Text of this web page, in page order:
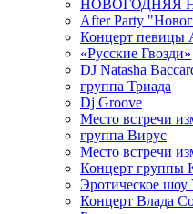
НОВОГОДНЯЯ
After Party
Концерт певицы
«Русские Гвозди»
DJ Natasha
группа Триада
Dj Groove
Место встречи
группа Вирус
Место встречи
Концерт группы
Эротическое шоу
Концерт Влада